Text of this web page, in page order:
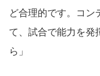
ど合理的です。コン
て、試合で能力を発
ら」